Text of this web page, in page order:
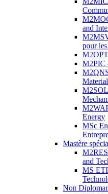
and
pour
M2PIC
Energy
MSc
Mastère
and
MS
Non